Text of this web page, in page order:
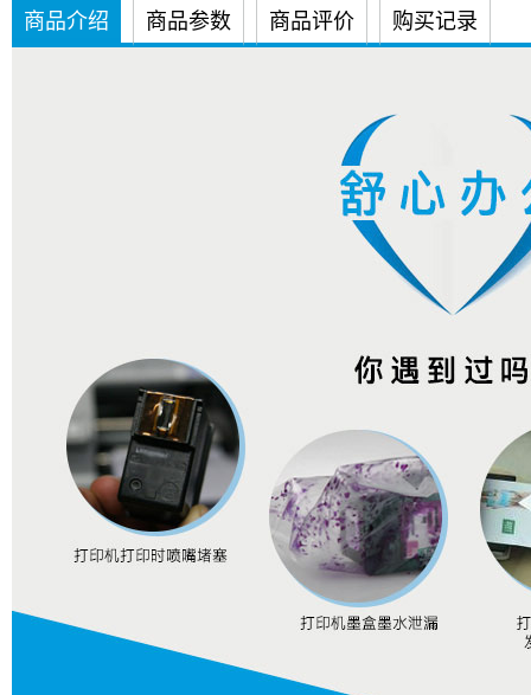
商品介绍 商品参数 商品评价 购买记录